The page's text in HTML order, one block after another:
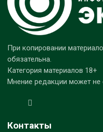
При копировании
обязательна.
Категория материалов 18+
Мнение редакции может не
Контакты